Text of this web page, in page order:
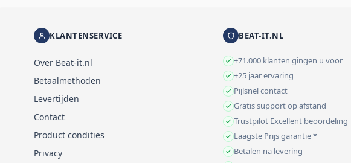
KLANTENSERVICE
Over Beat-it.nl
Betaalmethoden
Levertijden
Contact
Product condities
Privacy
BEAT-IT.NL
+71.000 klanten gingen u voor
+25 jaar ervaring
Pijlsnel contact
Gratis support op afstand
Trustpilot Excellent beoordeling
Laagste Prijs garantie *
Betalen na levering